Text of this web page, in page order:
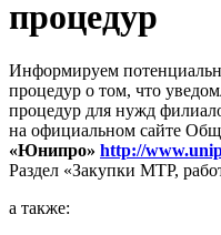
процедур
Информируем
процедур о том, что
процедур для нужд
на официальном сайте
«Юнипро» http://
Раздел «Закупки МТР,
а также: